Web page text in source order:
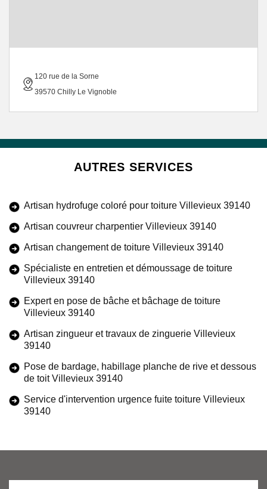
120 rue de la Sorne
39570 Chilly Le Vignoble
AUTRES SERVICES
Artisan hydrofuge coloré pour toiture Villevieux 39140
Artisan couvreur charpentier Villevieux 39140
Artisan changement de toiture Villevieux 39140
Spécialiste en entretien et démoussage de toiture
Villevieux 39140
Expert en pose de bâche et bâchage de toiture
Villevieux 39140
Artisan zingueur et travaux de zinguerie Villevieux
39140
Pose de bardage, habillage planche de rive et dessous
de toit Villevieux 39140
Service d'intervention urgence fuite toiture Villevieux
39140